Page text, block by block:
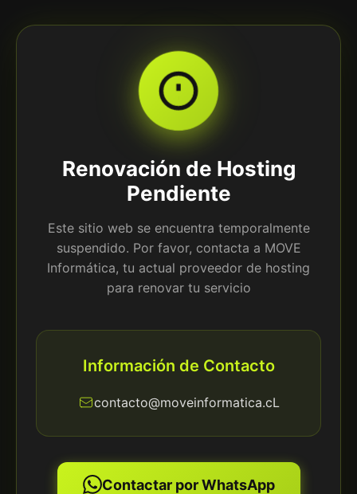
Renovación de Hosting
Pendiente
Este sitio web se encuentra temporalmente
suspendido. Por favor, contacta a MOVE
Informática, tu actual proveedor de hosting
para renovar tu servicio
Información de Contacto
contacto@moveinformatica.cL
Contactar por WhatsApp